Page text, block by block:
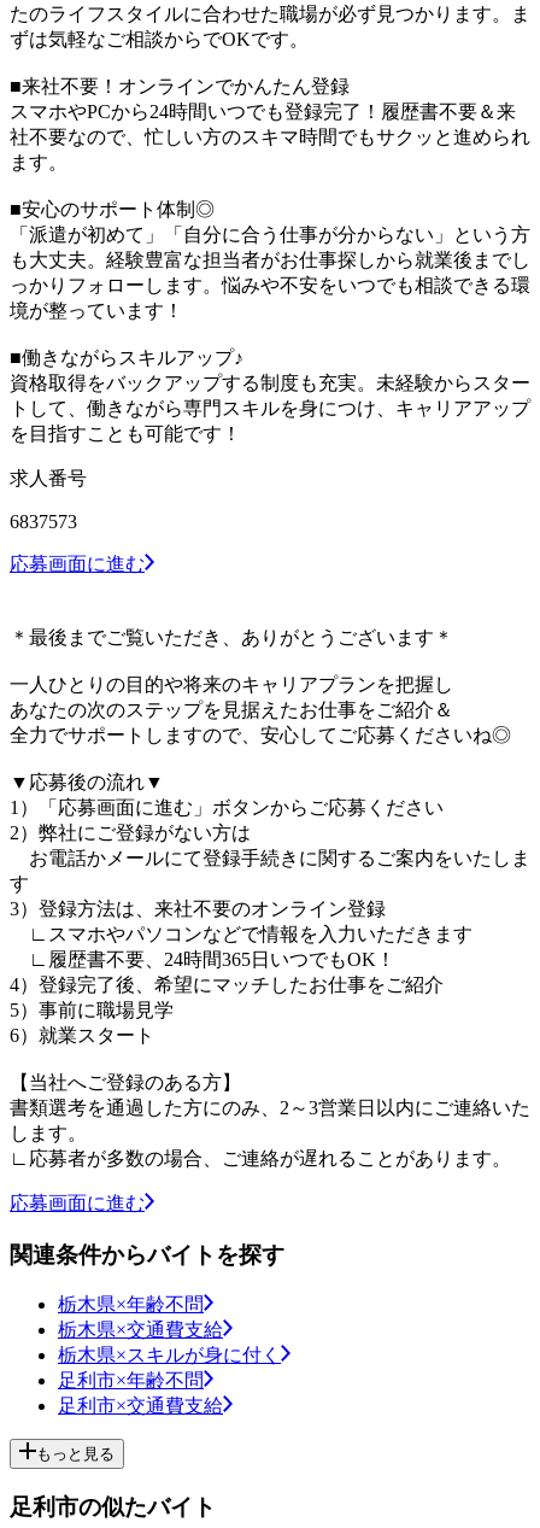
たのライフスタイルに合わせた職場が必ず見つかります。ま
ずは気軽なご相談からでOKです。
■来社不要！オンラインでかんたん登録
スマホやPCから24時間いつでも登録完了！履歴書不要＆来
社不要なので、忙しい方のスキマ時間でもサクッと進められ
ます。
■安心のサポート体制◎
「派遣が初めて」「自分に合う仕事が分からない」という方
も大丈夫。経験豊富な担当者がお仕事探しから就業後までし
っかりフォローします。悩みや不安をいつでも相談できる環
境が整っています！
■働きながらスキルアップ♪
資格取得をバックアップする制度も充実。未経験からスター
トして、働きながら専門スキルを身につけ、キャリアアップ
を目指すことも可能です！
求人番号
6837573
応募画面に進む
＊最後までご覧いただき、ありがとうございます＊
一人ひとりの目的や将来のキャリアプランを把握し
あなたの次のステップを見据えたお仕事をご紹介＆
全力でサポートしますので、安心してご応募くださいね◎
▼応募後の流れ▼
1）「応募画面に進む」ボタンからご応募ください
2）弊社にご登録がない方は
お電話かメールにて登録手続きに関するご案内をいたしま
す
3）登録方法は、来社不要のオンライン登録
∟スマホやパソコンなどで情報を入力いただきます
∟履歴書不要、24時間365日いつでもOK！
4）登録完了後、希望にマッチしたお仕事をご紹介
5）事前に職場見学
6）就業スタート
【当社へご登録のある方】
書類選考を通過した方にのみ、2～3営業日以内にご連絡いた
します。
∟応募者が多数の場合、ご連絡が遅れることがあります。
応募画面に進む
関連条件からバイトを探す
栃木県×年齢不問
栃木県×交通費支給
栃木県×スキルが身に付く
足利市×年齢不問
足利市×交通費支給
もっと見る
足利市の似たバイト